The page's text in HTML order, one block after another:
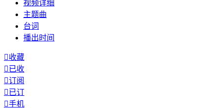
视频详细
主题曲
台词
播出时间
收藏
已收
订阅
已订
手机